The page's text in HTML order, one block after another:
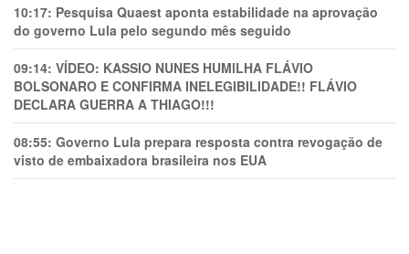
10:17: Pesquisa Quaest aponta estabilidade na aprovação
do governo Lula pelo segundo mês seguido
09:14: VÍDEO: KASSIO NUNES HUMlLHA FLÁVIO
BOLSONARO E CONFIRMA INELEGIBILIDADE!! FLÁVIO
DECLARA GUERRA A THIAGO!!!
08:55: Governo Lula prepara resposta contra revogação de
visto de embaixadora brasileira nos EUA